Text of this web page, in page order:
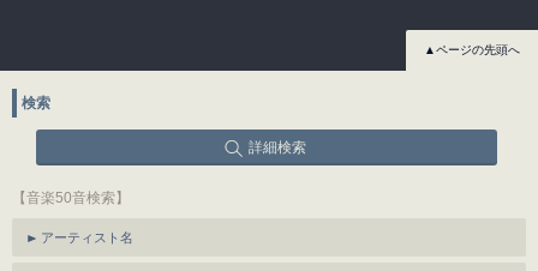
▲ページの先頭へ
検索
詳細検索
【音楽50音検索】
アーティスト名